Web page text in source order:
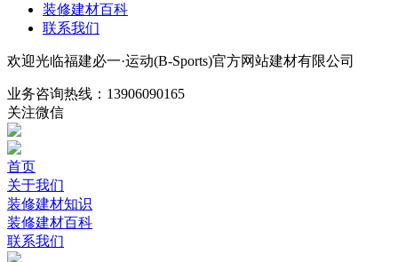
装修建材百科
联系我们
欢迎光临福建必一·运动(B-Sports)官方网站建材有限公司
业务咨询热线： 13906090165
关注微信
首页
关于我们
装修建材知识
装修建材百科
联系我们